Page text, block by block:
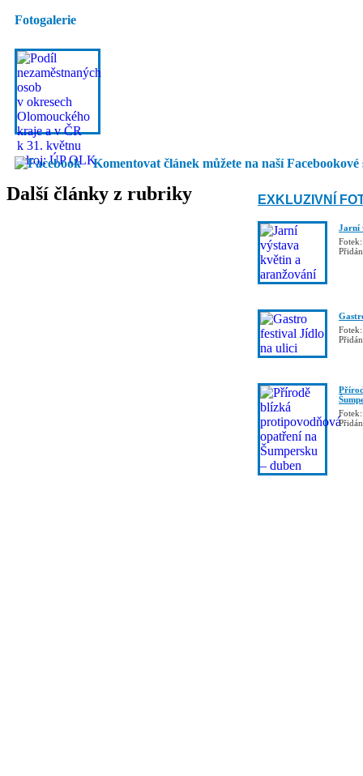
Fotogalerie
Komentovat článek můžete na naší Facebookové
Další články z rubriky EXKLUZIVNÍ
Jarní